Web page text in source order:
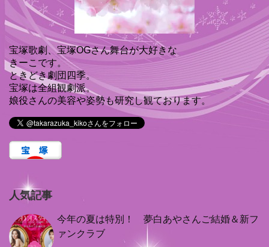
宝塚歌劇、宝塚OGさん舞台が大好きな
きーこです。
ときどき劇団四季。
宝塚は全組観劇派。
娘役さんの美容や姿勢も研究し観ております。
人気記事
今年の夏は特別！ 夢白あやさんご結婚＆新フ
ァンクラブ